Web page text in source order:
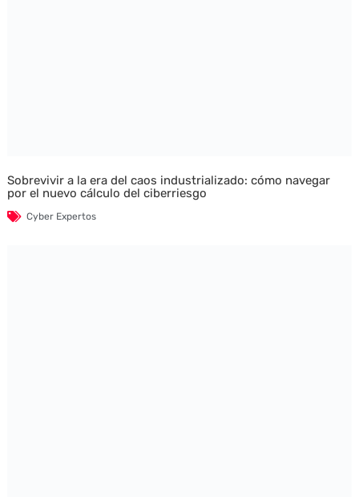
Sobrevivir a la era del caos industrializado: cómo navegar
por el nuevo cálculo del ciberriesgo
Cyber Expertos